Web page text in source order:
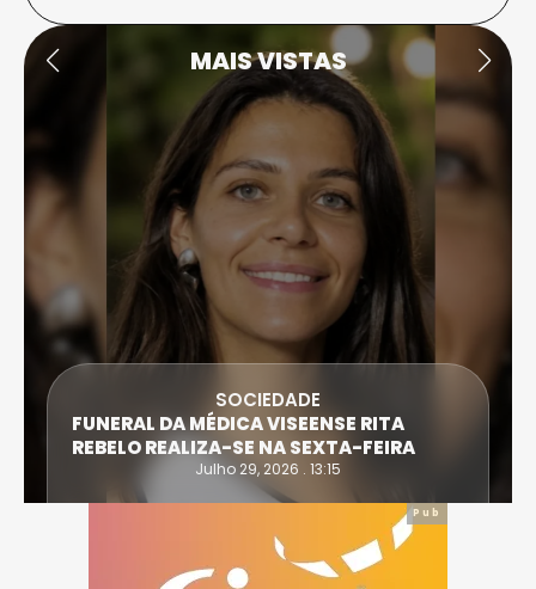
MAIS VISTAS
SOCIEDADE
FUNERAL DA MÉDICA VISEENSE RITA
REBELO REALIZA-SE NA SEXTA-FEIRA
Julho 29, 2026 . 13:15
Pub